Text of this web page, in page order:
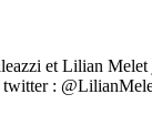
et Lilian
: